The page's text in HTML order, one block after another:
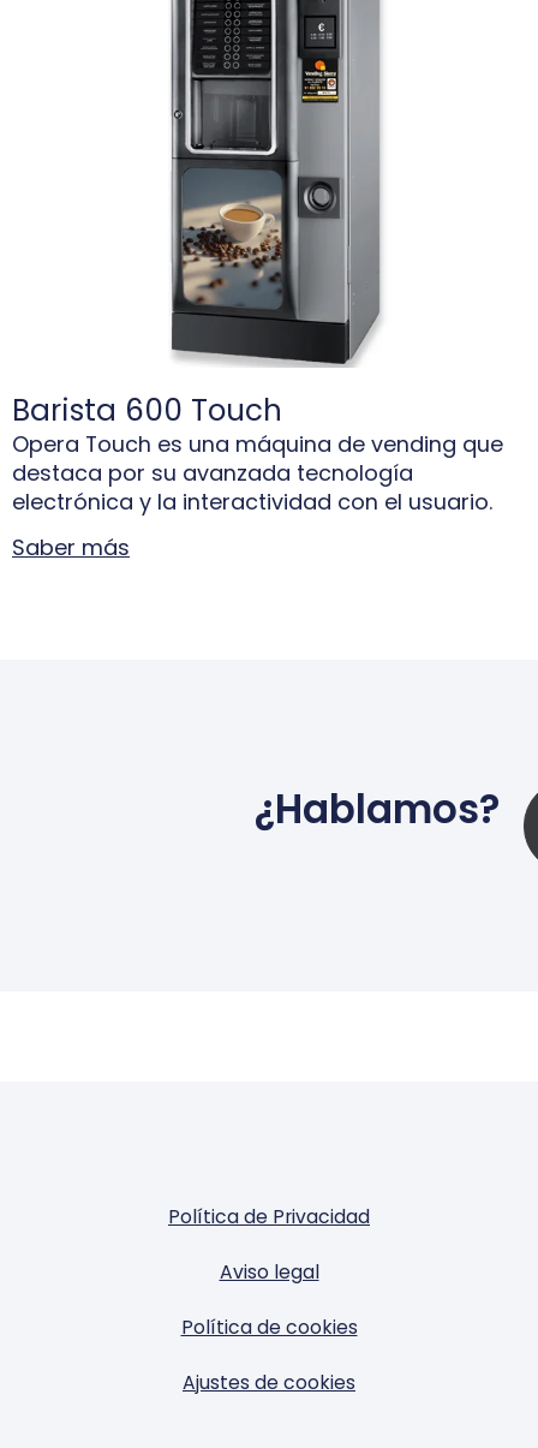
Barista 600 Touch
Opera Touch es una máquina de vending que
destaca por su avanzada tecnología
electrónica y la interactividad con el usuario.
Saber más
¿Hablamos?
Política de Privacidad
Aviso legal
Política de cookies
Ajustes de cookies